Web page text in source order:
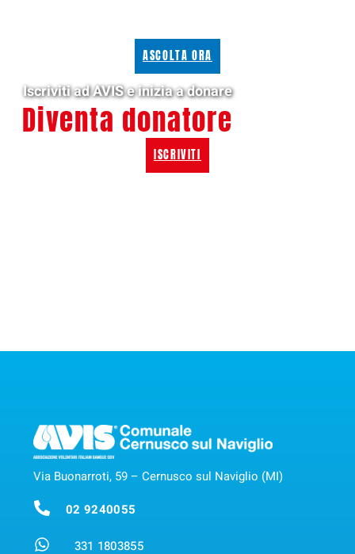
ASCOLTA ORA
Diventa donatore
Iscriviti ad AVIS e inizia a donare
ISCRIVITI
Via Buonarroti, 59 – Cernusco sul Naviglio (MI)
02 9240055
331 1803855